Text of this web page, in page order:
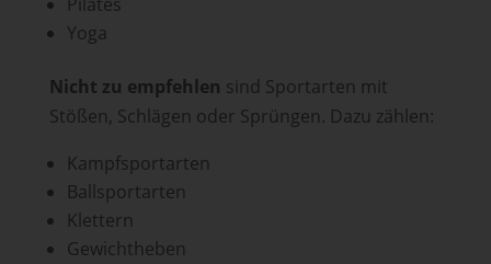
Yoga
Nicht zu empfehlen sind Sportarten mit
Stößen, Schlägen oder Sprüngen. Dazu zählen:
Kampfsportarten
Ballsportarten
Klettern
Gewichtheben